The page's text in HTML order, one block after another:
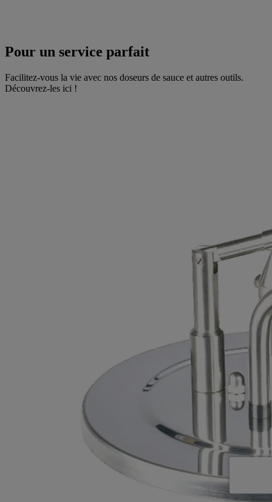
Pour un service parfait
Facilitez-vous la vie avec nos doseurs de sauce et autres outils.
Découvrez-les ici !